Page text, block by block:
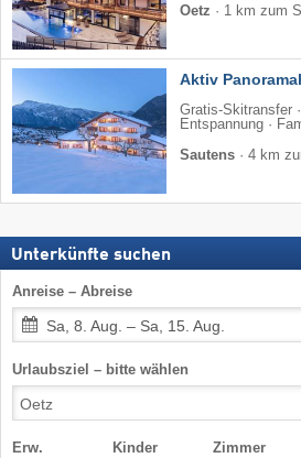
Oetz · 1 km zum
Aktiv
Gratis-Skitransfer
Entspannung ·
Sautens · 4 km
Unterkünfte suchen
Anreise – Abreise
Sa, 8. Aug. – Sa, 15. Aug.
Urlaubsziel – bitte wählen
Erw. Kinder Zimmer